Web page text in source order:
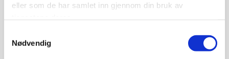
eller som de har samlet inn gjennom din bruk av
Nødvendig
Skatterådgivning